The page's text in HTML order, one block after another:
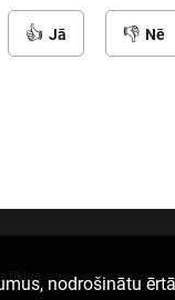
Jā Nē
nodrošinātu
tīklos